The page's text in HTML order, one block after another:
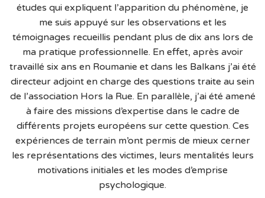
études qui expliquent l’apparition du phénomène, je
me suis appuyé sur les observations et les
témoignages recueillis pendant plus de dix ans lors de
ma pratique professionnelle. En effet, après avoir
travaillé six ans en Roumanie et dans les Balkans j’ai été
directeur adjoint en charge des questions traite au sein
de l’association Hors la Rue. En parallèle, j’ai été amené
à faire des missions d’expertise dans le cadre de
différents projets européens sur cette question. Ces
expériences de terrain m’ont permis de mieux cerner
les représentations des victimes, leurs mentalités leurs
motivations initiales et les modes d’emprise
psychologique.